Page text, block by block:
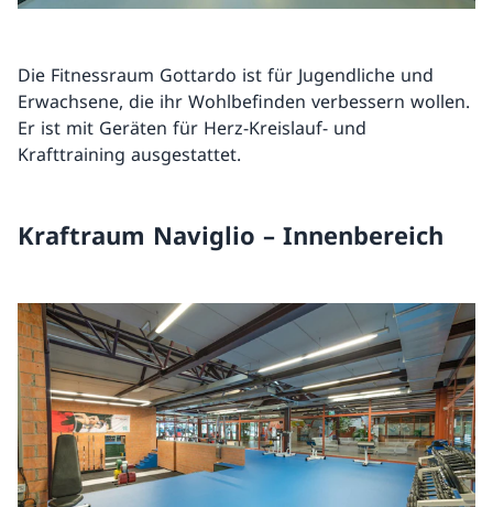
Die Fitnessraum Gottardo ist für Jugendliche und
Erwachsene, die ihr Wohlbefinden verbessern wollen.
Er ist mit Geräten für Herz-Kreislauf- und
Krafttraining ausgestattet.
Kraftraum Naviglio – Innenbereich